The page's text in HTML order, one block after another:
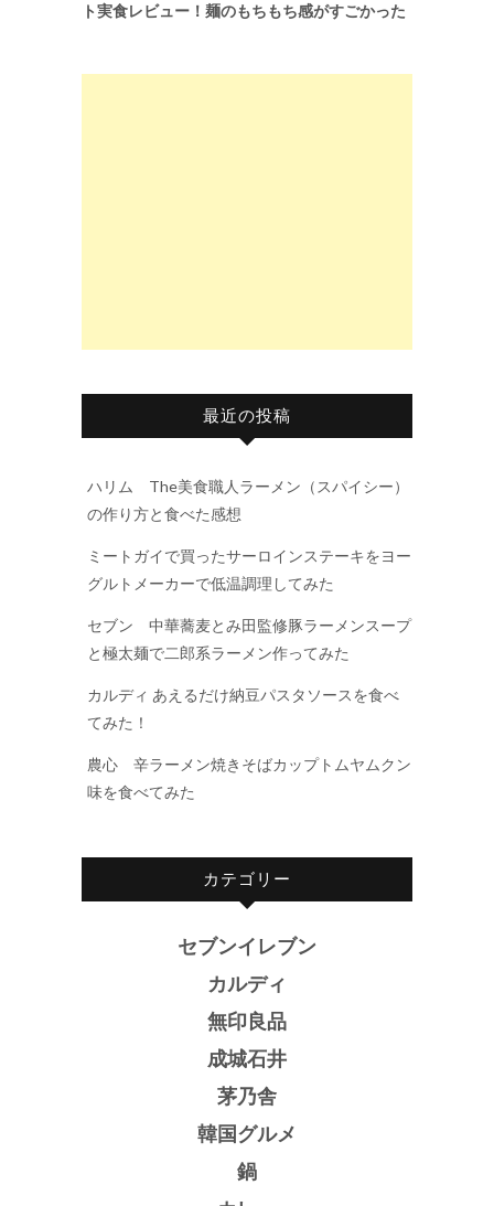
ト実食レビュー！麺のもちもち感がすごかった
最近の投稿
ハリム The美食職人ラーメン（スパイシー）
の作り方と食べた感想
ミートガイで買ったサーロインステーキをヨー
グルトメーカーで低温調理してみた
セブン 中華蕎麦とみ田監修豚ラーメンスープ
と極太麺で二郎系ラーメン作ってみた
カルディ あえるだけ納豆パスタソースを食べ
てみた！
農心 辛ラーメン焼きそばカップトムヤムクン
味を食べてみた
カテゴリー
セブンイレブン
カルディ
無印良品
成城石井
茅乃舎
韓国グルメ
鍋